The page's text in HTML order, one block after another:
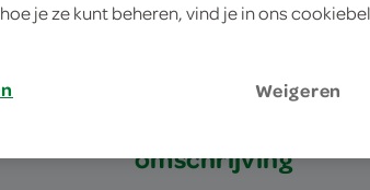
omschrijving
je ze kunt beheren, vind je in ons
Weigeren